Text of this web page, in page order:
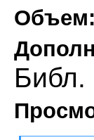
Объем:
Библ.